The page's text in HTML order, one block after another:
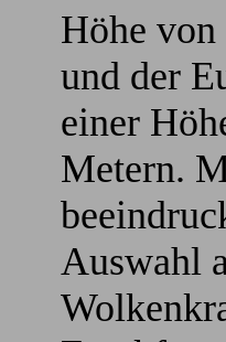
Höhe
und der
einer
Metern.
Auswahl